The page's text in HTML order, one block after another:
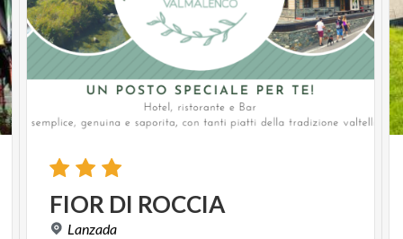
FIOR DI ROCCIA
Lanzada